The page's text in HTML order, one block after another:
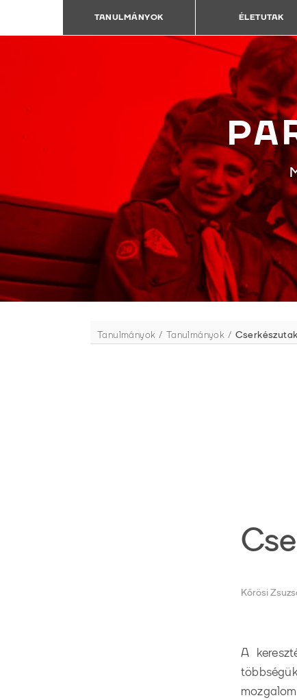
TANULMÁNYOK ÉLETUTAK
Tanulmányok Tanulmányok
Kőrösi
A